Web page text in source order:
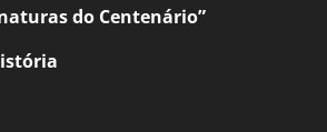
do Centenário”